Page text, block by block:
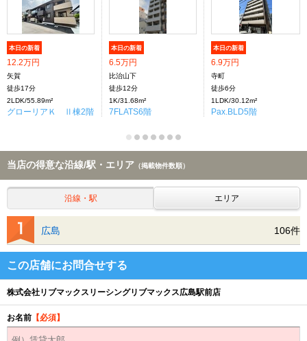
本日の新着
12.2万円
矢賀
徒歩17分
2LDK/55.89m²
グローリアＫ Ⅱ棟2階
本日の新着
6.5万円
比治山下
徒歩12分
1K/31.68m²
7FLATS6階
本日の新着
6.9万円
寺町
徒歩6分
1LDK/30.12m²
Pax.BLD5階
当店の得意な沿線/駅・エリア （掲載物件数順）
沿線・駅 エリア
広島 106件
この店舗にお問合せする
株式会社リブマックスリーシングリブマックス広島駅前店
お名前 【必須】